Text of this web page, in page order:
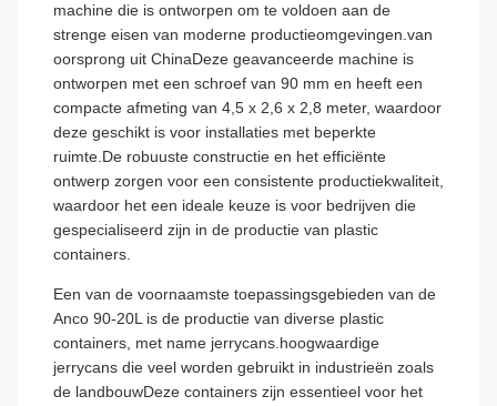
machine die is ontworpen om te voldoen aan de
strenge eisen van moderne productieomgevingen.van
oorsprong uit ChinaDeze geavanceerde machine is
ontworpen met een schroef van 90 mm en heeft een
compacte afmeting van 4,5 x 2,6 x 2,8 meter, waardoor
deze geschikt is voor installaties met beperkte
ruimte.De robuuste constructie en het efficiënte
ontwerp zorgen voor een consistente productiekwaliteit,
waardoor het een ideale keuze is voor bedrijven die
gespecialiseerd zijn in de productie van plastic
containers.
Een van de voornaamste toepassingsgebieden van de
Anco 90-20L is de productie van diverse plastic
containers, met name jerrycans.hoogwaardige
jerrycans die veel worden gebruikt in industrieën zoals
de landbouwDeze containers zijn essentieel voor het